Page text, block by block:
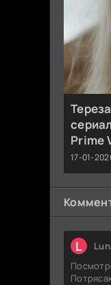
Prime
17-01-
L